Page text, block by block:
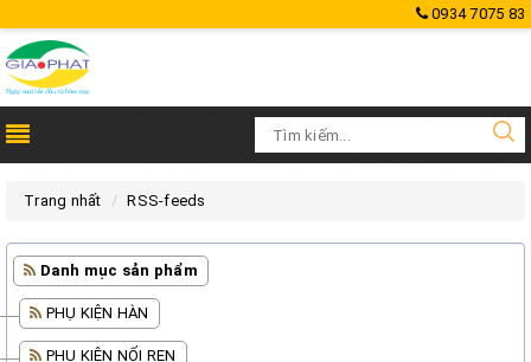
0934 7075 83
Trang nhất RSS-feeds
Danh mục sản phẩm
PHỤ KIỆN HÀN
PHỤ KIỆN NỐI REN